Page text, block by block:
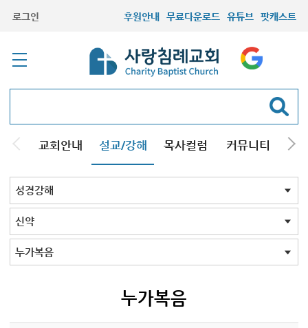
로그인 후원안내 무료다운로드 유튜브 팟캐스트
교회안내 설교/강해 목사컬럼 커뮤니티 기
주일설교
성경강해
시리즈설교
기타방송
성경강해 전체
신약
구약
성경맥잡기
신약 전체
마태복음
누가복음
누가복음